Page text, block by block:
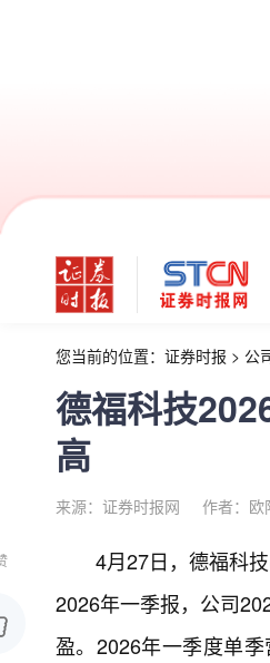
您当前的位置： 证券时报 > 公
德福科技
高
来源：证券时报网 作者：欧
4月27日，德福科
2026年一季报，公司
盈。2026年一季度单